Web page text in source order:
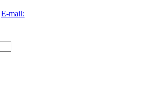
E-mail: